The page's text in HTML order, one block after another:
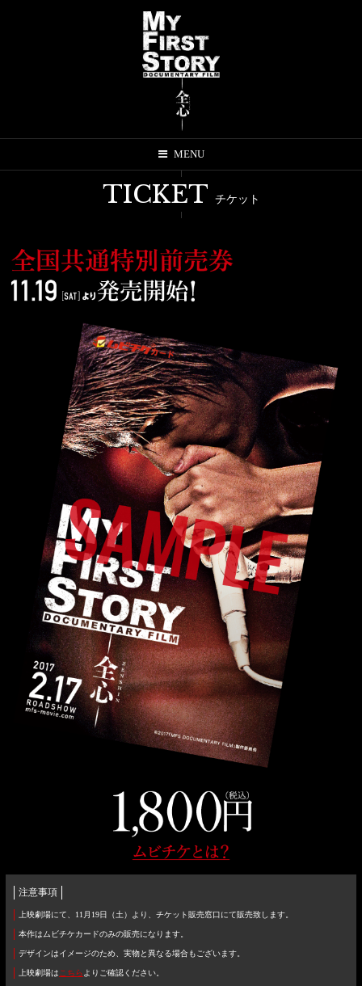
MENU
TICKET チケット
注意事項
上映劇場にて、11月19日（土）より、チケット販売窓口にて販売致します。
本作はムビチケカードのみの販売になります。
デザインはイメージのため、実物と異なる場合もございます。
上映劇場は こちら よりご確認ください。